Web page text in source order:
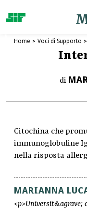
Home Voci di Supporto
di
Citochina che
immunoglobuline
nella risposta
MARIANNA
<p>Universit&agrave;